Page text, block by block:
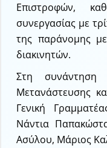
Επιστροφών,
συνεργασίας με
της παράνομης
διακινητών.
Στη συνάντηση
Μετανάστευσης
Γενική
Νάντια
Ασύλου, Μάριος